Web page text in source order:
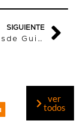
SIGUIENTE
Noticias desde Guinea
ver
todos